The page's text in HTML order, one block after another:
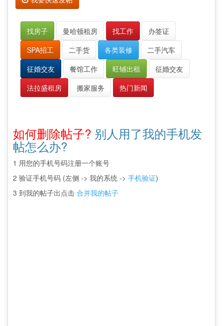
找房子 曼哈顿租房 找工作
办签证
SPA招工
二手货 各类装修
二手汽车
征婚交友
餐馆工作 旺铺出租
征婚交友
法拉盛租房
搬家服务 热门新闻
如何删除帖子? 别人用了我的手机发
帖怎么办?
1 用您的手机号码注册一个账号
2 验证手机号码 (左侧 -> 我的系统 -> 手机验证)
3 到我的帖子出点击 合并我的帖子